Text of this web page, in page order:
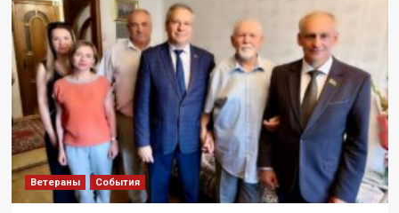
Ветераны События